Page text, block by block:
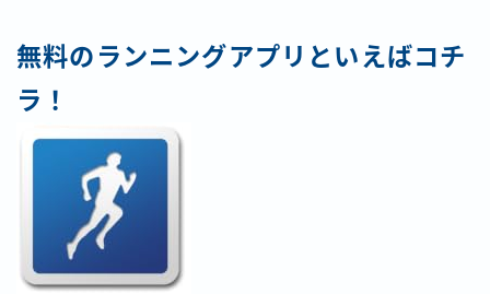
無料のランニングアプリといえばコチ
ラ！